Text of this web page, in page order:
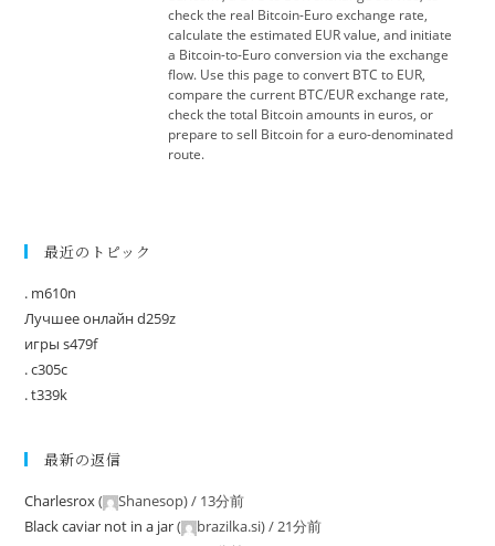
check the real Bitcoin-Euro exchange rate,
calculate the estimated EUR value, and initiate
a Bitcoin-to-Euro conversion via the exchange
flow. Use this page to convert BTC to EUR,
compare the current BTC/EUR exchange rate,
check the total Bitcoin amounts in euros, or
prepare to sell Bitcoin for a euro-denominated
route.
最近のトピック
. m610n
Лучшее онлайн d259z
игры s479f
. c305c
. t339k
最新の返信
Charlesrox( Shanesop) / 13分前
Black caviar not in a jar( brazilka.si) /21分前